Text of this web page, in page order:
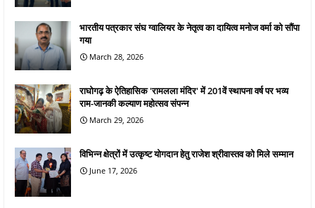
भारतीय पत्रकार संघ ग्वालियर के नेतृत्व का दायित्व मनोज वर्मा को सौंपा
गया
March 28, 2026
राघोगढ़ के ऐतिहासिक 'रामलला मंदिर' में 201वें स्थापना वर्ष पर भव्य
राम-जानकी कल्याण महोत्सव संपन्न
March 29, 2026
विभिन्न क्षेत्रों में उत्कृष्ट योगदान हेतु राजेश श्रीवास्तव को मिले सम्मान
June 17, 2026